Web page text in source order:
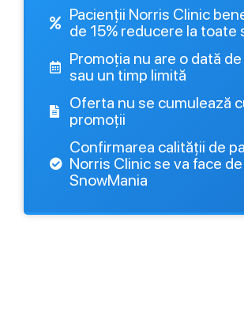
Pacienții Norris Clinic
de 15% reducere la toate
Promoția nu are o dată
sau un timp limită
Oferta nu se cumulează
promoții
Confirmarea calității de
Norris Clinic se va face
SnowMania